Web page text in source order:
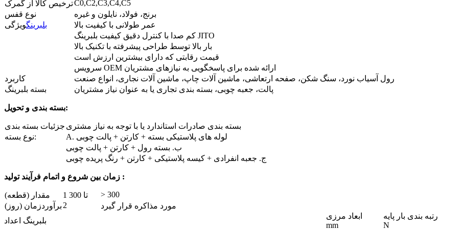
ترخیص کالا از گمرکC0,C2,C3,C4,C5
نوع قفس
برنج، فولاد، نایلون و غیره
بلبرینگویژگی
عمر طولانی با کیفیت بالا
کم صدا با کنترل دقیق کیفیت بلبرینگ JITO
بار بالا توسط طراحی پیشرفته با تکنیک بالا
قیمت رقابتی که دارای بیشترین ارزش است
سرویس OEM ارائه شده برای پاسخگویی به نیازهای مشتریان
کاربرد
رول آسیاب نورد، سنگ شکن، صفحه ارتعاشی، ماشین آلات چاپ، ماشین آلات نجاری، انواع صنعت
بسته بلبرینگ
پالت، جعبه چوبی، بسته بندی تجاری یا به عنوان نیاز مشتریان
بسته بندی و تحویل:
جزئیات بسته بندی بسته بندی صادرات استاندارد یا با توجه به نیاز مشتری
نوع بسته:
A. لوله های پلاستیکی بسته + کارتن + پالت چوبی
ب. بسته رول + کارتن + پالت چوبی
ج. جعبه انفرادی + کیسه پلاستیکی + کارتن + رنگ پریده چوبی
زمان بین شروع و اتمام فرآیند تولید :
مقدار (قطعه) 1 تا 300
> 300
برآوردزمان (روز) 2
مورد مذاکره قرار گیرد
بلبرینگ اعداد
ابعاد مرزی رتبه بندی بار پایه
mm
N